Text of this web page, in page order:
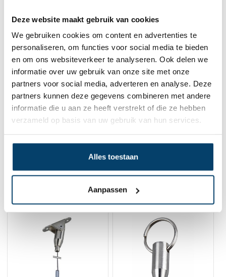
Deze website maakt gebruik van cookies
We gebruiken cookies om content en advertenties te
personaliseren, om functies voor social media te bieden
en om ons websiteverkeer te analyseren. Ook delen we
informatie over uw gebruik van onze site met onze
partners voor social media, adverteren en analyse. Deze
partners kunnen deze gegevens combineren met andere
informatie die u aan ze heeft verstrekt of die ze hebben
verzameld op basis van uw gebruik van hun services.
Alles toestaan
Aanpassen
Ophangset voor acrylaat en
kunststofpanelen
0 klantbeoordelingen
3,75 Op voorraad
Op werkdagen voor 15:00 besteld? Direct verstuurd!
Gerelateerde producten